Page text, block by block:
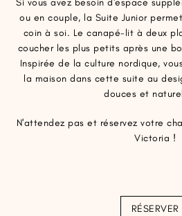
ou en couple, la Suite Junior
coin à soi. Le canapé-lit à deux
coucher les plus petits après une
Inspirée de la culture nordique,
la maison dans cette suite au
douces et
N'attendez pas et réservez votre
Victoria !
RÉSERVER